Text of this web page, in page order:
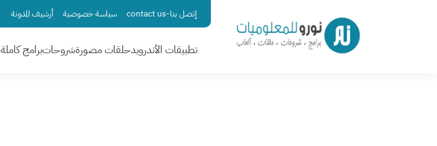
إتصل بنا-contact us سياسة خصوصية أرشيف المدونة
تطبيقات الأندرويدحلقات مصورةشروحاتبرامج كاملة